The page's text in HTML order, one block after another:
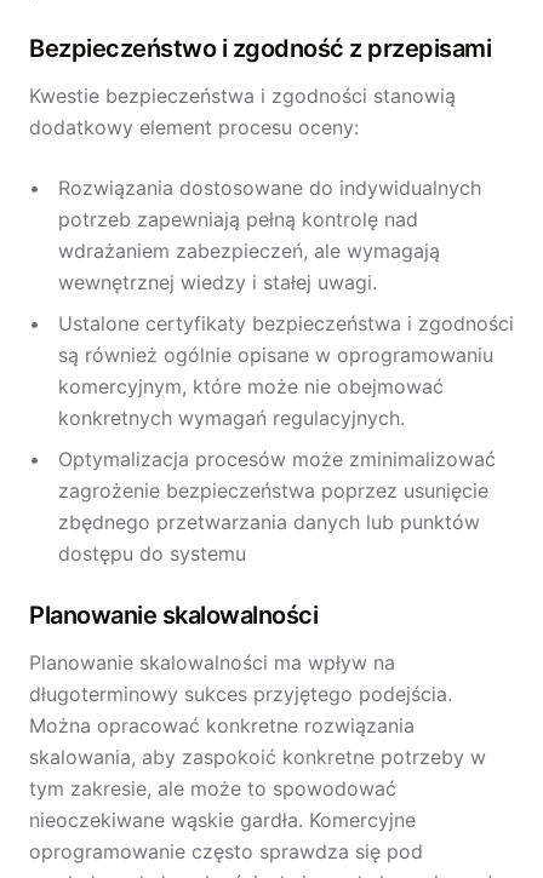
Bezpieczeństwo i zgodność z przepisami
Kwestie bezpieczeństwa i zgodności stanowią
dodatkowy element procesu oceny:
Rozwiązania dostosowane do indywidualnych
potrzeb zapewniają pełną kontrolę nad
wdrażaniem zabezpieczeń, ale wymagają
wewnętrznej wiedzy i stałej uwagi.
Ustalone certyfikaty bezpieczeństwa i zgodności
są również ogólnie opisane w oprogramowaniu
komercyjnym, które może nie obejmować
konkretnych wymagań regulacyjnych.
Optymalizacja procesów może zminimalizować
zagrożenie bezpieczeństwa poprzez usunięcie
zbędnego przetwarzania danych lub punktów
dostępu do systemu
Planowanie skalowalności
Planowanie skalowalności ma wpływ na
długoterminowy sukces przyjętego podejścia.
Można opracować konkretne rozwiązania
skalowania, aby zaspokoić konkretne potrzeby w
tym zakresie, ale może to spowodować
nieoczekiwane wąskie gardła. Komercyjne
oprogramowanie często sprawdza się pod